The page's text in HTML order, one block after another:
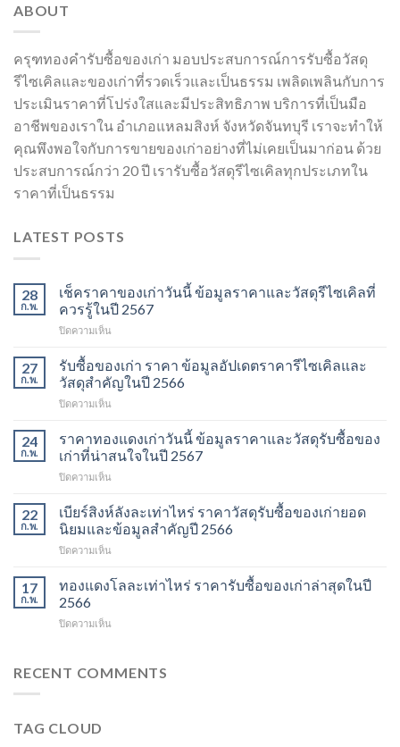
ABOUT
ครุฑทองคำรับซื้อของเก่า มอบประสบการณ์การรับซื้อวัสดุ
รีไซเคิลและของเก่าที่รวดเร็วและเป็นธรรม เพลิดเพลินกับการ
ประเมินราคาที่โปร่งใสและมีประสิทธิภาพ บริการที่เป็นมือ
อาชีพของเราใน อำเภอแหลมสิงห์ จังหวัดจันทบุรี เราจะทำให้
คุณพึงพอใจกับการขายของเก่าอย่างที่ไม่เคยเป็นมาก่อน ด้วย
ประสบการณ์กว่า 20 ปี เรารับซื้อวัสดุรีไซเคิลทุกประเภทใน
ราคาที่เป็นธรรม
LATEST POSTS
28
ก.พ.
เช็คราคาของเก่าวันนี้ ข้อมูลราคาและวัสดุรีไซเคิลที่
ควรรู้ในปี 2567
ปิดความเห็น
ราคา
ของ
เก่า
วัน
ข้อมูล
ราคา
วัสดุ
ที่
ควร
ในปี
27
ก.พ.
รับซื้อของเก่า ราคา ข้อมูลอัปเดตราคารีไซเคิลและ
วัสดุสำคัญในปี 2566
ปิดความเห็น
ของ
เก่า
ราคา
อัปเดต
ราคา
รีไซเคิล
และ
สำคัญ
24
ก.พ.
ราคาทองแดงเก่าวันนี้ ข้อมูลราคาและวัสดุรับซื้อของ
เก่าที่น่าสนใจในปี 2567
ปิดความเห็น
ทองแดง
เก่า
วัน
นี้
ราคา
รับ
เก่า
22
ก.พ.
เบียร์สิงห์ลังละเท่าไหร่ ราคาวัสดุรับซื้อของเก่ายอด
นิยมและข้อมูลสำคัญปี 2566
ปิดความเห็น
สิงห์
ลัง
เท่า
วัสดุ
17
ก.พ.
ทองแดงโลละเท่าไหร่ ราคารับซื้อของเก่าล่าสุดในปี
2566
ปิดความเห็น
โล
RECENT COMMENTS
TAG CLOUD